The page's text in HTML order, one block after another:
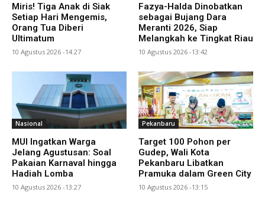
Miris! Tiga Anak di Siak
Setiap Hari Mengemis,
Orang Tua Diberi
Ultimatum
10 Agustus 2026 -14:27
Fazya-Halda Dinobatkan
sebagai Bujang Dara
Meranti 2026, Siap
Melangkah ke Tingkat Riau
10 Agustus 2026 -13:42
Nasional
MUI Ingatkan Warga
Jelang Agustusan: Soal
Pakaian Karnaval hingga
Hadiah Lomba
10 Agustus 2026 -13:27
Pekanbaru
Target 100 Pohon per
Gudep, Wali Kota
Pekanbaru Libatkan
Pramuka dalam Green City
10 Agustus 2026 -13:15